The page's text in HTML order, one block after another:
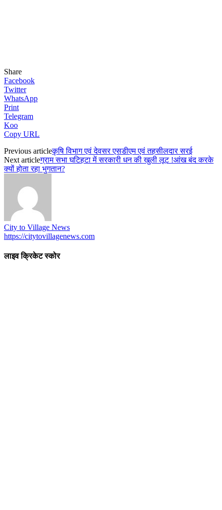
Share
Facebook
Twitter
WhatsApp
Print
Telegram
Koo
Copy URL
Previous articleकृषि विभाग एवं देवसर एसडीएम एवं तहसीलदार सरई
Next articleग्राम सभा घटिहटा में सरकारी धन की खुली लूट !आंख बंद करके
क्यों होता रहा भुगतान?
City to Village News
https://citytovillagenews.com
लाइव क्रिकेट स्कोर